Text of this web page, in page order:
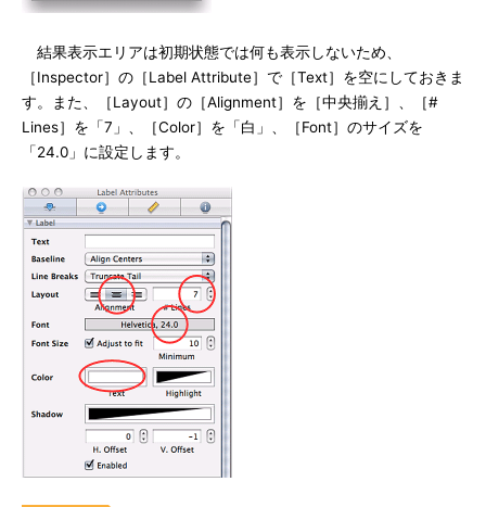
結果表示エリアは初期状態では何も表示しないため、
［Inspector］の［Label Attribute］で［Text］を空にしておきま
す。また、［Layout］の［Alignment］を［中央揃え］、［#
Lines］を「7」、［Color］を「白」、［Font］のサイズを
「24.0」に設定します。